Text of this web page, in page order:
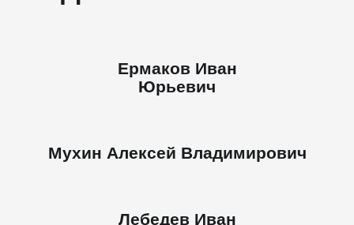
Ермаков Иван
Юрьевич
Мухин Алексей Владимирович
Лебедев Иван